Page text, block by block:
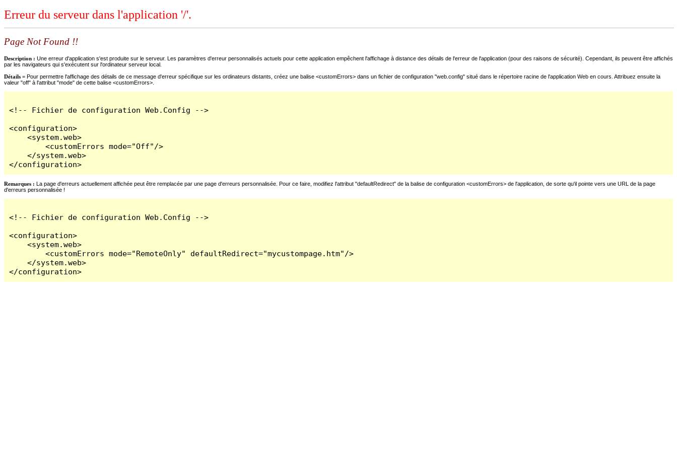
Erreur du serveur dans l'application '/'.
Page Not Found !!
Description : Une erreur d'application s'est produite sur le serveur. Les paramètres d'erreur personnalisés actuels pour cette application empêchent l'affichage à distance des détails de l'erreur de l'application (pour des raisons de sécurité). Cependant, ils peuvent être affichés
par les navigateurs qui s'exécutent sur l'ordinateur serveur local.
Détails = Pour permettre l'affichage des détails de ce message d'erreur spécifique sur les ordinateurs distants, créez une balise <customErrors> dans un fichier de configuration "web.config" situé dans le répertoire racine de l'application Web en cours. Attribuez ensuite la
valeur "off" à l'attribut "mode" de cette balise <customErrors>.
<!-- Fichier de configuration Web.Config -->
<configuration>
    <system.web>
        <customErrors mode="Off"/>
    </system.web>
</configuration>
Remarques : La page d'erreurs actuellement affichée peut être remplacée par une page d'erreurs personnalisée. Pour ce faire, modifiez l'attribut "defaultRedirect" de la balise de configuration <customErrors> de l'application, de sorte qu'il pointe vers une URL de la page
d'erreurs personnalisée !
<!-- Fichier de configuration Web.Config -->
<configuration>
    <system.web>
        <customErrors mode="RemoteOnly" defaultRedirect="mycustompage.htm"/>
    </system.web>
</configuration>